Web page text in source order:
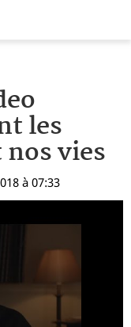
les
vies
à 07:33